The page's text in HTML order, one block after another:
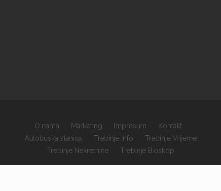
×
O nama Marketing Impresum
Kontakt
Autobuska stanica
Trebinje Info
Trebinje Vrijeme
Trebinje Nekretnine
Trebinje Bioskop